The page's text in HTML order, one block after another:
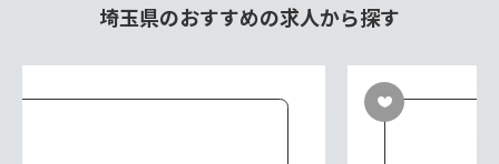
埼玉県のおすすめの求人から探す